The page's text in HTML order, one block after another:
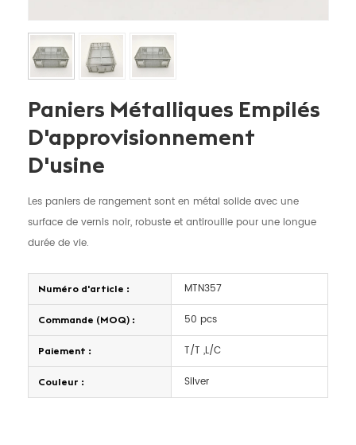
Paniers Métalliques Empilés
D'approvisionnement
D'usine
Les paniers de rangement sont en métal solide avec une
surface de vernis noir, robuste et antirouille pour une longue
durée de vie.
Numéro d'article : MTN357
Commande (MOQ) : 50 pcs
Paiement : T/T ,L/C
Couleur : Silver